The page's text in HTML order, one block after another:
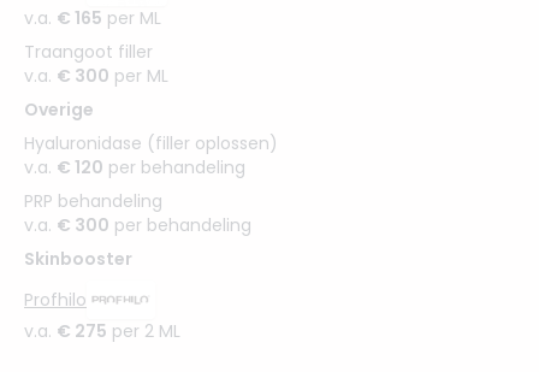
v.a. € 165 per ML
Traangoot filler
v.a. € 300 per ML
Overige
Hyaluronidase (filler oplossen)
v.a. € 120 per behandeling
PRP behandeling
v.a. € 300 per behandeling
Skinbooster
Profhilo
v.a. € 275 per 2 ML